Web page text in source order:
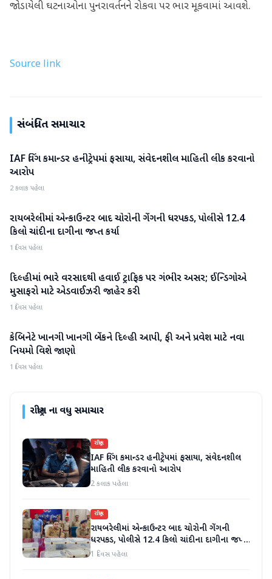
જોડાયેલી ઘટનાઓના પુનરાવર્તનને રોકવા પર ભાર મૂકવામાં આવશે.
Source link
સંબંધિત સમાચાર
રાષ્ટ્રીય
IAF વિંગ કમાન્ડર હનીટ્રેપમાં ફસાયા, સંવેદનશીલ માહિતી લીક કરવાનો
આરોપ
2 કલાક પહેલા
રાષ્ટ્રીય
રાયબરેલીમાં એન્કાઉન્ટર બાદ ચોરોની ગેંગની ધરપકડ, પોલીસે 12.4
કિલો ચાંદીના દાગીના જપ્ત કર્યા
1 દિવસ પહેલા
રાષ્ટ્રીય
દિલ્હીમાં ભારે વરસાદથી હવાઈ ટ્રાફિક પર ગંભીર અસર; ઈન્ડિગોએ
મુસાફરો માટે એડવાઈઝરી જાહેર કરી
1 દિવસ પહેલા
રાષ્ટ્રીય
કેબિનેટે ખાનગી ખાનગી બેંકને દિલ્હી આપી, ફી અને પ્રવેશ માટે નવા
નિયમો વિશે જાણો
1 દિવસ પહેલા
રાષ્ટ્રીયના વધુ સમાચાર
રાષ્ટ્રીય
IAF વિંગ કમાન્ડર હનીટ્રેપમાં ફસાયા, સંવેદનશીલ
માહિતી લીક કરવાનો આરોપ
2 કલાક પહેલા
રાષ્ટ્રીય
રાયબરેલીમાં એન્કાઉન્ટર બાદ ચોરોની ગેંગની
ધરપકડ, પોલીસે 12.4 કિલો ચાંદીના દાગીના જપ્ત
કર્યા
1 દિવસ પહેલા